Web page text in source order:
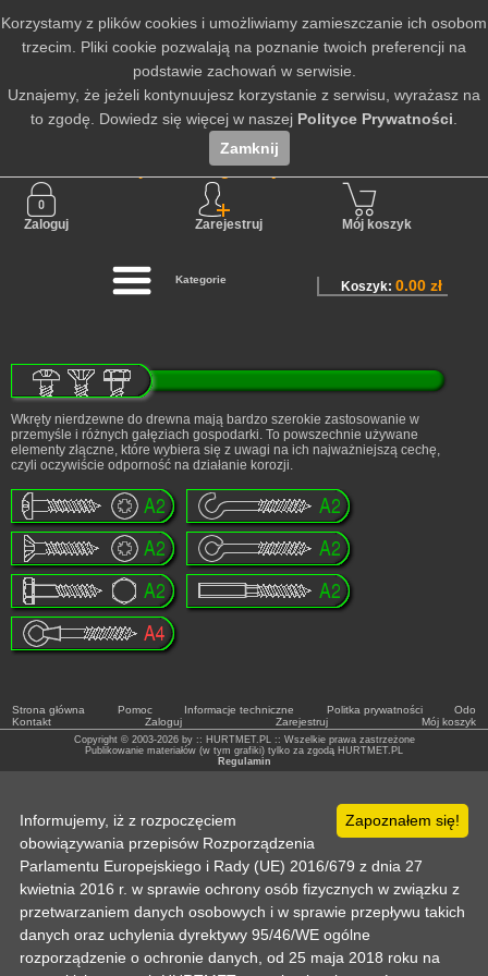
Nie jesteś zalogowany
Zaloguj Zarejestruj Mój koszyk
Kategorie
Wkręty nierdzewne do drewna mają bardzo szerokie zastosowanie w
przemyśle i różnych gałęziach gospodarki. To powszechnie używane
elementy złączne, które wybiera się z uwagi na ich najważniejszą cechę,
czyli oczywiście odporność na działanie korozji.
Strona główna Pomoc Informacje techniczne Politka prywatności
Odo
Kontakt
Zaloguj Zarejestruj Mój koszyk
Copyright © 2003-2026 by :: HURTMET.PL :: Wszelkie prawa zastrzeżone
Publikowanie materiałów (w tym grafiki) tylko za zgodą HURTMET.PL
Regulamin
Koszyk:0.00 zł
Zapoznałem się!
Informujemy, iż z rozpoczęciem
obowiązywania przepisów Rozporządzenia
Parlamentu Europejskiego i Rady (UE) 2016/679 z dnia 27
kwietnia 2016 r. w sprawie ochrony osób fizycznych w związku z
przetwarzaniem danych osobowych i w sprawie przepływu takich
danych oraz uchylenia dyrektywy 95/46/WE ogólne
rozporządzenie o ochronie danych, od 25 maja 2018 roku na
Korzystamy z plików cookies i umożliwiamy zamieszczanie ich osobom
trzecim. Pliki cookie pozwalają na poznanie twoich preferencji na
podstawie zachowań w serwisie.
Uznajemy, że jeżeli kontynuujesz korzystanie z serwisu, wyrażasz na
to zgodę. Dowiedz się więcej w naszej Polityce Prywatności
Zamknij